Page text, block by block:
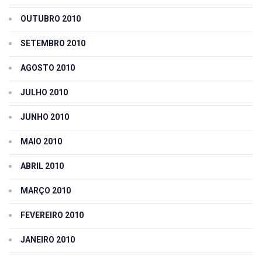
OUTUBRO 2010
SETEMBRO 2010
AGOSTO 2010
JULHO 2010
JUNHO 2010
MAIO 2010
ABRIL 2010
MARÇO 2010
FEVEREIRO 2010
JANEIRO 2010